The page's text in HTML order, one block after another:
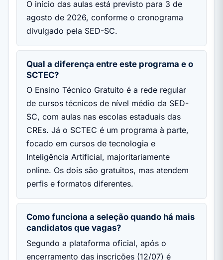
O início das aulas está previsto para 3 de
agosto de 2026, conforme o cronograma
divulgado pela SED-SC.
Qual a diferença entre este programa e o
SCTEC?
O Ensino Técnico Gratuito é a rede regular
de cursos técnicos de nível médio da SED-
SC, com aulas nas escolas estaduais das
CREs. Já o SCTEC é um programa à parte,
focado em cursos de tecnologia e
Inteligência Artificial, majoritariamente
online. Os dois são gratuitos, mas atendem
perfis e formatos diferentes.
Como funciona a seleção quando há mais
candidatos que vagas?
Segundo a plataforma oficial, após o
encerramento das inscrições (12/07) é